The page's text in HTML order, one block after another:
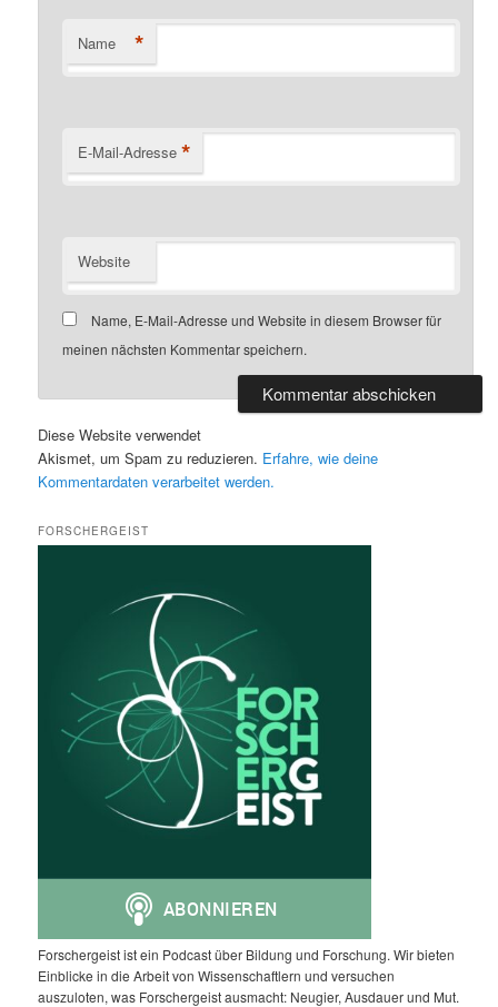
Name *
E-Mail-Adresse *
Website
Name, E-Mail-Adresse und Website in diesem Browser für
meinen nächsten Kommentar speichern.
Diese Website verwendet
Akismet, um Spam zu reduzieren. Erfahre, wie deine
Kommentardaten verarbeitet werden.
FORSCHERGEIST
Forschergeist ist ein Podcast über Bildung und Forschung. Wir bieten
Einblicke in die Arbeit von Wissenschaftlern und versuchen
auszuloten, was Forschergeist ausmacht: Neugier, Ausdauer und Mut.